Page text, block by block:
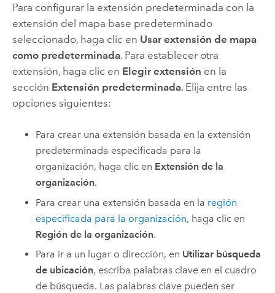
Para configurar la extensión predeterminada con la
extensión del mapa base predeterminado
seleccionado, haga clic en Usar extensión de mapa
como predeterminada. Para establecer otra
extensión, haga clic en Elegir extensión en la
sección Extensión predeterminada. Elija entre las
opciones siguientes:
Para crear una extensión basada en la extensión
predeterminada especificada para la
organización, haga clic en Extensión de la
organización.
Para crear una extensión basada en la región
especificada para la organización, haga clic en
Región de la organización.
Para ir a un lugar o dirección, en Utilizar búsqueda
de ubicación, escriba palabras clave en el cuadro
de búsqueda. Las palabras clave pueden ser